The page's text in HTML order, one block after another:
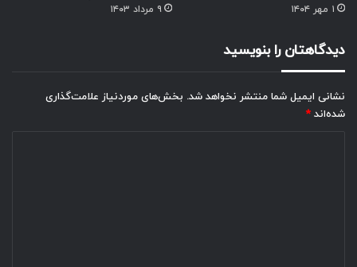
۱ مهر ۱۴۰۴ ۹ مرداد ۱۴۰۳
دیدگاهتان را بنویسید
نشانی ایمیل شما منتشر نخواهد شد. بخش‌های موردنیاز علامت‌گذاری
شده‌اند *